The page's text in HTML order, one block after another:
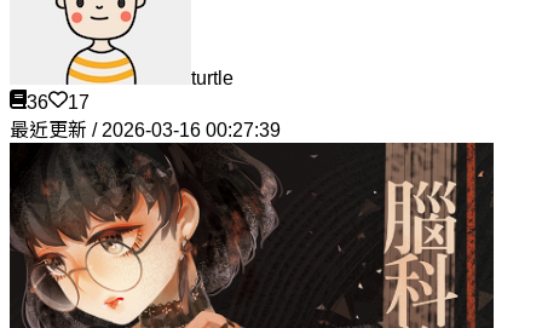
turtle
36
17
最近更新 / 2026-03-16 00:27:39